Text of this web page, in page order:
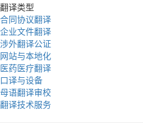
翻译类型
合同协议翻译
企业文件翻译
涉外翻译公证
网站与本地化
医药医疗翻译
口译与设备
母语翻译审校
翻译技术服务